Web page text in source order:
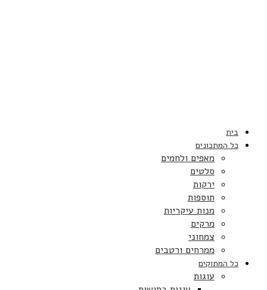
בית
כל המתכונים
מאפים ולחמים
סלטים
ירקות
תוספות
מנות עיקריות
מרקים
צמחוני
ממרחים ורטבים
כל המתוקים
עוגות